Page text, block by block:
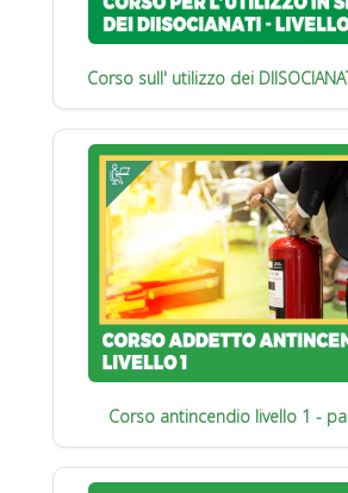
Corso sull' utilizzo dei
Corso antincendio livello 1 -